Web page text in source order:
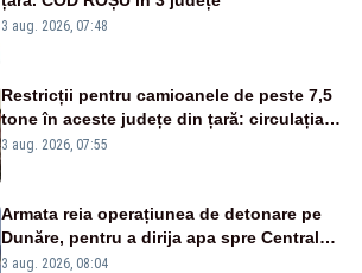
3 aug. 2026, 07:48
Restricții pentru camioanele de peste 7,5
tone în aceste județe din țară: circulația
este interzisă luni, între orele 12:00 și
3 aug. 2026, 07:55
Armata reia operațiunea de detonare pe
Dunăre, pentru a dirija apa spre Centrala
Cernavodă
3 aug. 2026, 08:04